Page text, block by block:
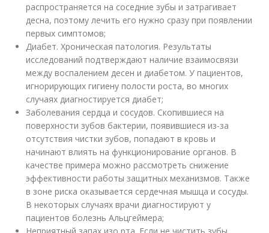
распространяется на соседние зубы и затрагивает
десна, поэтому лечить его нужно сразу при появлении
первых симптомов;
Диабет. Хроническая патология. Результаты
исследований подтверждают наличие взаимосвязи
между воспалением десен и диабетом. У пациентов,
игнорирующих гигиену полости роста, во многих
случаях диагностируется диабет;
Заболевания сердца и сосудов. Скопившиеся на
поверхности зубов бактерии, появившиеся из-за
отсутствия чистки зубов, попадают в кровь и
начинают влиять на функционирование органов. В
качестве примера можно рассмотреть снижение
эффективности работы защитных механизмов. Также
в зоне риска оказывается сердечная мышца и сосуды.
В некоторых случаях врачи диагностируют у
пациентов болезнь Альцгеймера;
Неприятный запах изо рта. Если не чистить зубы